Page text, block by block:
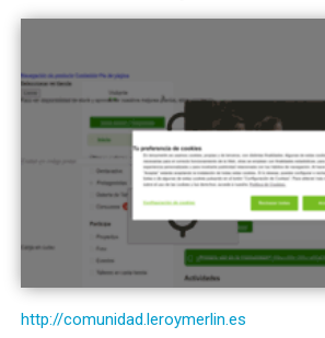
http://comunidad.leroymerlin.es